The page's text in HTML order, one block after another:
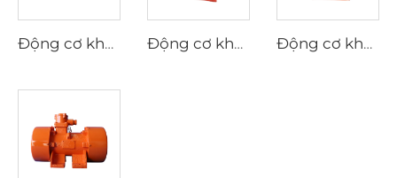
Động cơ không đồng bộ ba pha dùng cho bộ truyền động điện van dãy YBDF2 Động cơ không đồng bộ ba pha chống nổ bụi hiệu suất cao điện áp thấp dãy YFB4 Động cơ không đồng bộ ba pha chống nổ bụi dãy YFB3